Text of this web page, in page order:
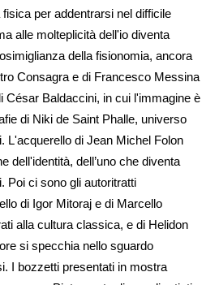
per addentrarsi nel difficile
alle molteplicità dell'io diventa
della fisionomia, ancora
Consagra e di Francesco Messina
César Baldaccini, in cui l'immagine è
di Niki de Saint Phalle, universo
L'acquerello di Jean Michel Folon
dell'identità, dell’uno che diventa
Poi ci sono gli autoritratti
di Igor Mitoraj e di Marcello
alla cultura classica, e di Helidon
si specchia nello sguardo
I bozzetti presentati in mostra